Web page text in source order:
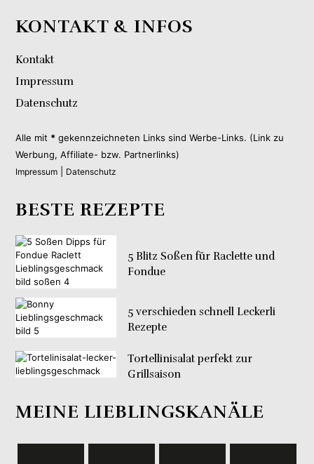
KONTAKT & INFOS
Kontakt
Impressum
Datenschutz
Alle mit * gekennzeichneten Links sind Werbe-Links. (Link zu
Werbung, Affiliate- bzw. Partnerlinks)
Impressum Datenschutz
BESTE REZEPTE
5 Blitz Soßen für Raclette und
Fondue
5 verschieden schnell Leckerli
Rezepte
Tortellinisalat perfekt zur
Grillsaison
MEINE LIEBLINGSKANÄLE